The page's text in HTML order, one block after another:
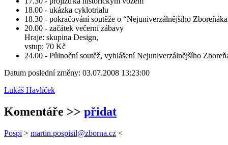
18.00 - ukázka cyklotrialu
18.30 - pokračování soutěže o “Nejuniverzálnějšího
20.00 - začátek večerní zábavy
Hraje: skupina Design,
vstup: 70 Kč
24.00 - Půlnoční soutěž, vyhlášení Nejuniverzálnějšího
Datum poslední změny: 03.07.2008 13:23:00
Lukáš Havlíček
Komentáře >> přidat
Pospi > martin.pospisil@zborna.cz <